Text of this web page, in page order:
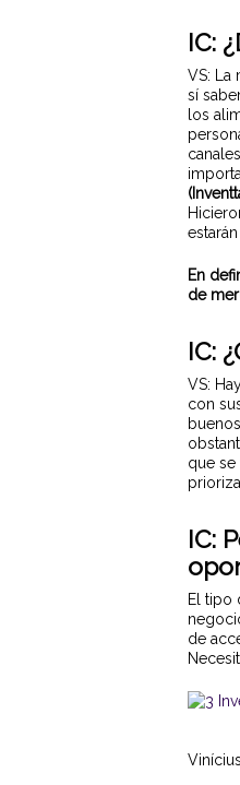
IC:
VS: La
sí
los
En
de
IC:
VS:
con
que
IC:
El tipo
de